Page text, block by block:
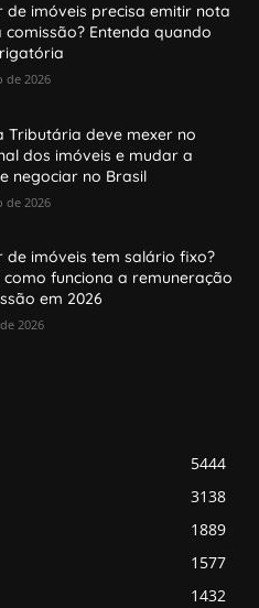
de imóveis precisa emitir nota
comissão? Entenda quando
de 2026
Tributária deve mexer no
dos imóveis e mudar a
negociar no Brasil
de 2026
de imóveis tem salário fixo?
como funciona a remuneração
em 2026
2026
5444
3138
1889
1577
1432